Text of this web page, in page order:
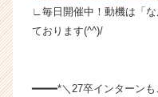
∟毎日開催中！動機は「
ております(^^)/
━━━━*＼27卒インター